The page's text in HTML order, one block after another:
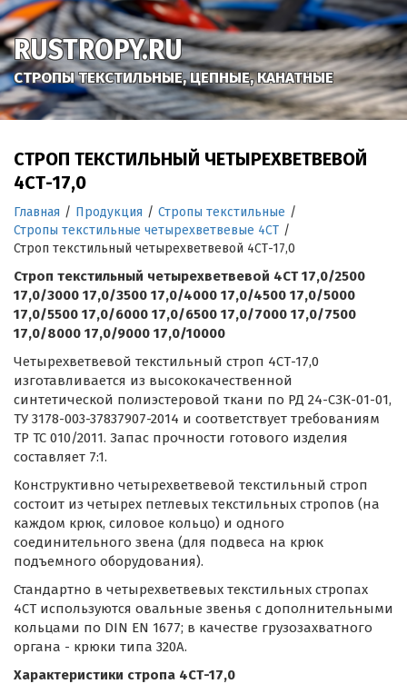
RUSTROPY.RU
СТРОПЫ ТЕКСТИЛЬНЫЕ, ЦЕПНЫЕ, КАНАТНЫЕ
СТРОП ТЕКСТИЛЬНЫЙ ЧЕТЫРЕХВЕТВЕВОЙ
4СТ-17,0
Главная / Продукция / Стропы текстильные /
Стропы текстильные четырехветвевые 4СТ /
Строп текстильный четырехветвевой 4СТ-17,0
Строп текстильный четырехветвевой 4СТ 17,0/2500
17,0/3000 17,0/3500 17,0/4000 17,0/4500 17,0/5000
17,0/5500 17,0/6000 17,0/6500 17,0/7000 17,0/7500
17,0/8000 17,0/9000 17,0/10000
Четырехветвевой текстильный строп 4СТ-17,0
изготавливается из высококачественной
синтетической полиэстеровой ткани по РД 24-СЗК-01-01,
ТУ 3178-003-37837907-2014 и соответствует требованиям
ТР ТС 010/2011. Запас прочности готового изделия
составляет 7:1.
Конструктивно четырехветвевой текстильный строп
состоит из четырех петлевых текстильных стропов (на
каждом крюк, силовое кольцо) и одного
соединительного звена (для подвеса на крюк
подъемного оборудования).
Стандартно в четырехветвевых текстильных стропах
4СТ используются овальные звенья с дополнительными
кольцами по DIN EN 1677; в качестве грузозахватного
органа - крюки типа 320А.
Характеристики стропа 4СТ-17,0